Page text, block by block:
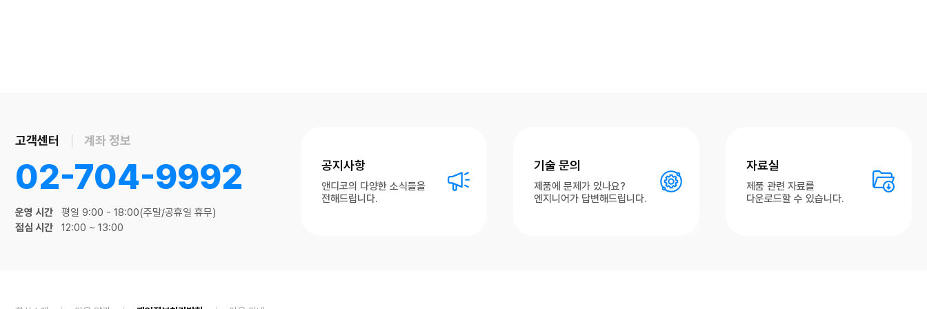
고객센터 계좌 정보
02-704-9992
운영 시간
평일 9:00 - 18:00(주말/공휴일 휴무)
점심 시간
12:00 ~ 13:00
공지사항
앤디코의 다양한 소식들을
전해드립니다.
기술 문의
제품에 문제가 있나요?
엔지니어가 답변해드립니다.
자료실
제품 관련 자료를
다운로드할 수 있습니다.